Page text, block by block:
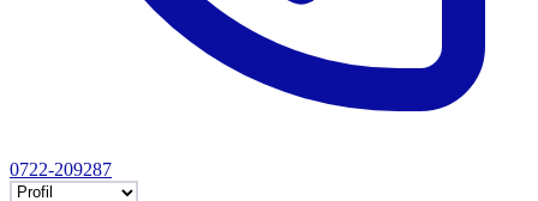
0722-209287
Selectează tab